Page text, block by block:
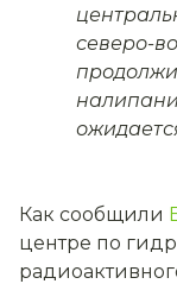
северо-
Как сообщили
центре по